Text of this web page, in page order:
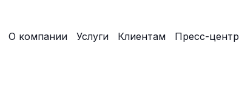
О компании Услуги Клиентам Пресс-центр